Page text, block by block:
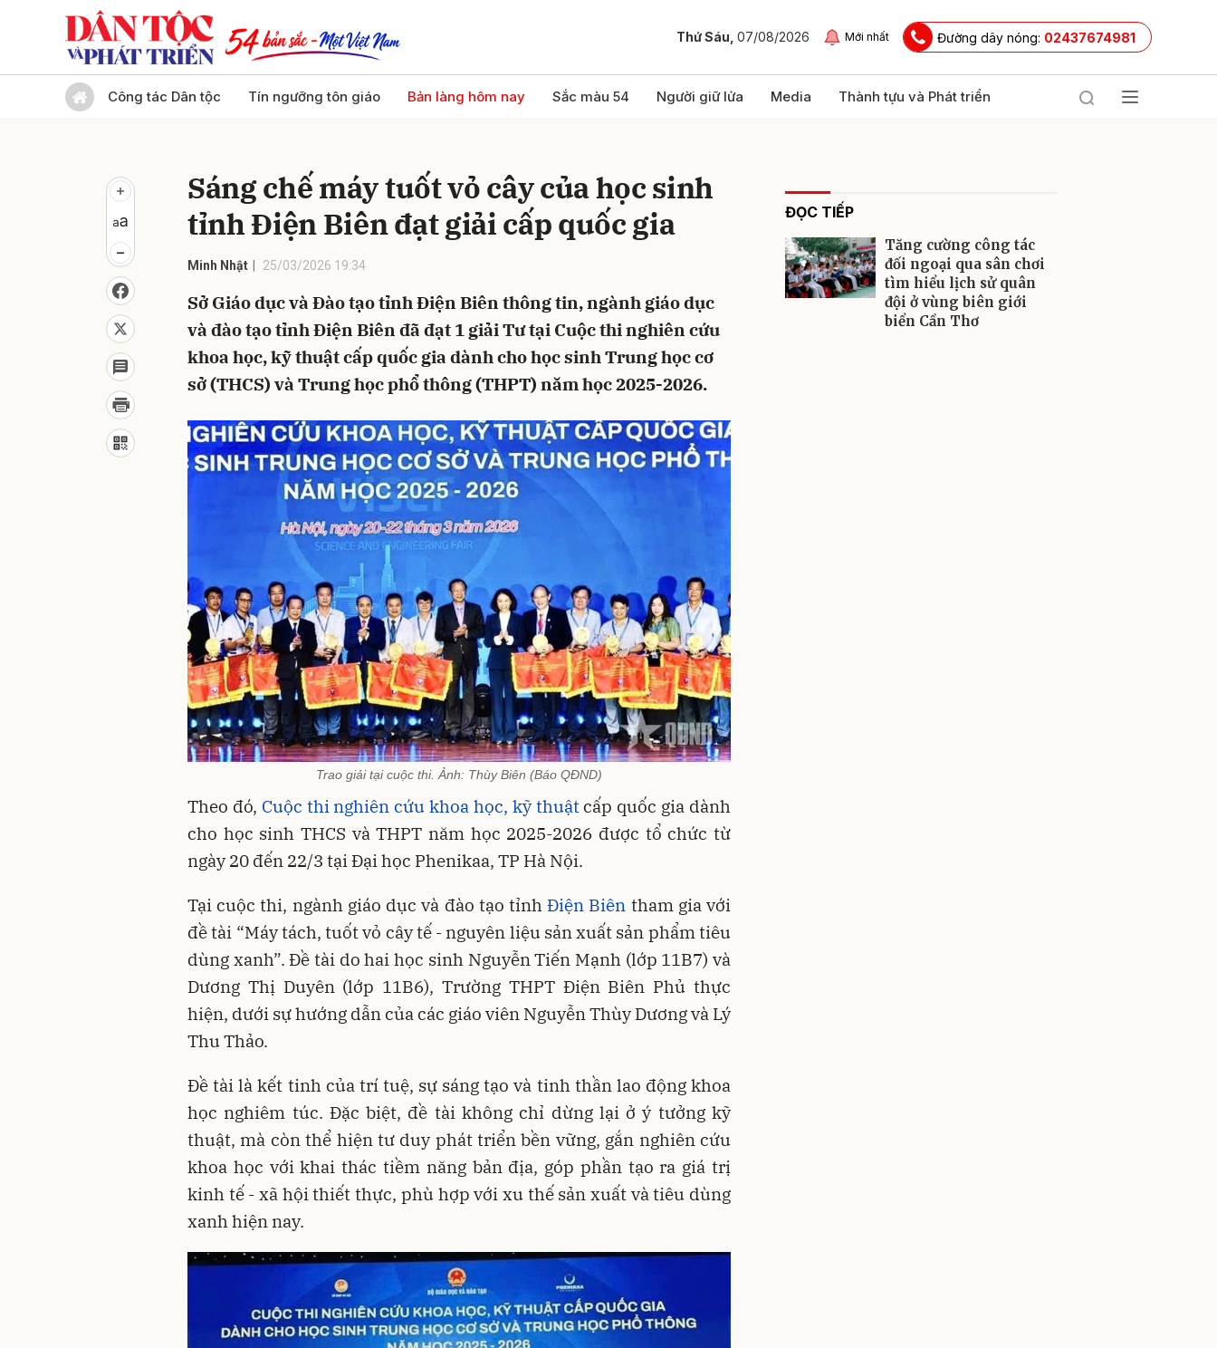
Thứ Sáu, 07/08/2026 Mới nhất Đường dây nóng: 02437674981
Công tác Dân tộc Tín ngưỡng tôn giáo Bản làng hôm nay Sắc màu 54 Người giữ lửa Media Thành tựu và Phát triển
Sáng chế máy tuốt vỏ cây của học sinh
tỉnh Điện Biên đạt giải cấp quốc gia
Minh Nhật 25/03/2026 19:34
Sở Giáo dục và Đào tạo tỉnh Điện Biên thông tin, ngành giáo dục
và đào tạo tỉnh Điện Biên đã đạt 1 giải Tư tại Cuộc thi nghiên cứu
khoa học, kỹ thuật cấp quốc gia dành cho học sinh Trung học cơ
sở (THCS) và Trung học phổ thông (THPT) năm học 2025-2026.
Trao giải tại cuộc thi. Ảnh: Thùy Biên (Báo QĐND)
Theo đó, Cuộc thi nghiên cứu khoa học, kỹ thuậtcấp quốc gia dành
cho học sinh THCS và THPT năm học 2025-2026 được tổ chức từ
ngày 20 đến 22/3 tại Đại học Phenikaa, TP Hà Nội.
Tại cuộc thi, ngành giáo dục và đào tạo tỉnhĐiện Biên tham gia với
đề tài “Máy tách, tuốt vỏ cây tế - nguyên liệu sản xuất sản phẩm tiêu
dùng xanh”. Đề tài do hai học sinh Nguyễn Tiến Mạnh (lớp 11B7) và
Dương Thị Duyên (lớp 11B6), Trường THPT Điện Biên Phủ thực
hiện, dưới sự hướng dẫn của các giáo viên Nguyễn Thùy Dương và Lý
Thu Thảo.
Đề tài là kết tinh của trí tuệ, sự sáng tạo và tinh thần lao động khoa
học nghiêm túc. Đặc biệt, đề tài không chỉ dừng lại ở ý tưởng kỹ
thuật, mà còn thể hiện tư duy phát triển bền vững, gắn nghiên cứu
khoa học với khai thác tiềm năng bản địa, góp phần tạo ra giá trị
kinh tế - xã hội thiết thực, phù hợp với xu thế sản xuất và tiêu dùng
xanh hiện nay.
ĐỌC TIẾP
Tăng cường công tác
đối ngoại qua sân chơi
tìm hiểu lịch sử quân
đội ở vùng biên giới
biển Cần Thơ
Gửi bình luận
Gửi